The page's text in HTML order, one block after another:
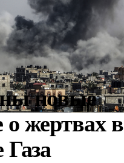
новые
жертвах в
Газа